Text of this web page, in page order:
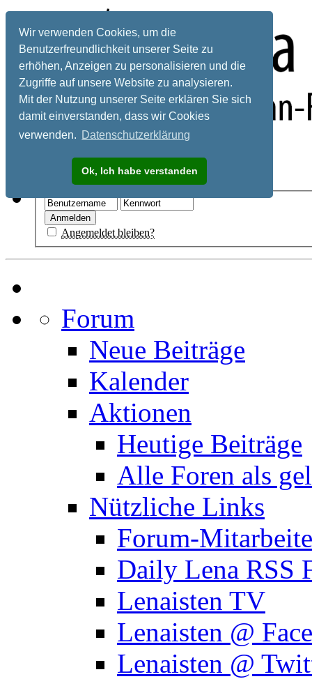
Wir verwenden Cookies, um die
Benutzerfreundlichkeit unserer Seite zu
erhöhen, Anzeigen zu personalisieren und die
Zugriffe auf unsere Website zu analysieren.
Mit der Nutzung unserer Seite erklären Sie sich
damit einverstanden, dass wir Cookies
verwenden. Datenschutzerklärung
Ok, Ich habe verstanden
Registrieren
Angemeldet bleiben?
Forum
Neue Beiträge
Kalender
Aktionen
Heutige Beiträge
Alle Foren als
Nützliche Links
Forum-
Daily Lena RSS
Lenaisten TV
Lenaisten @
Lenaisten @